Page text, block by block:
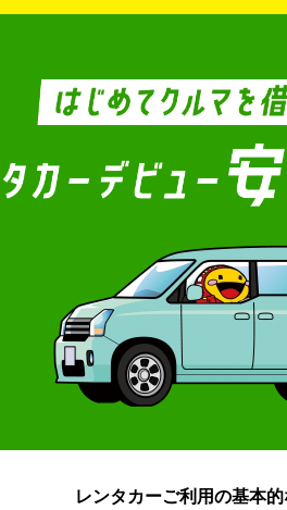
レンタカーご利用の基本